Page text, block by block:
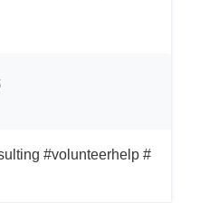
#volunteerhelp #